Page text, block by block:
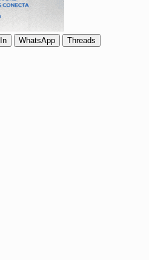
WhatsApp
Threads